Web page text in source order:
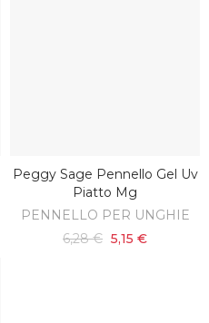
AGGIUNGI AL CARRELLO
Peggy Sage Pennello Gel Uv
Piatto Mg
PENNELLO PER UNGHIE
6,28 € 5,15 €